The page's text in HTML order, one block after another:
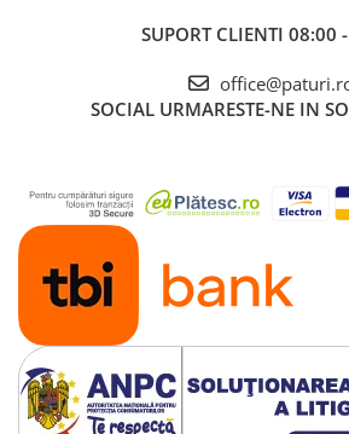
SUPORT CLIENTI 08:00
SOCIAL URMARESTE-NE IN